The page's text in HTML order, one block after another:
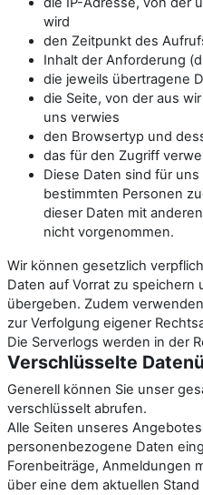
wird
den Zeitpunkt des
Inhalt der Anforderung
die jeweils übertragene
die Seite, von der aus
uns verwies
den Browsertyp und
das für den Zugriff
Diese Daten sind für
bestimmten Personen
dieser Daten mit
nicht vorgenommen.
Wir können gesetzlich
Daten auf Vorrat zu speichern
übergeben. Zudem
zur Verfolgung eigener
Die Serverlogs werden in der
Verschlüsselte
Generell können Sie unser
verschlüsselt abrufen.
Alle Seiten unseres
personenbezogene Daten
Forenbeiträge, Anmeldungen
über eine dem aktuellen